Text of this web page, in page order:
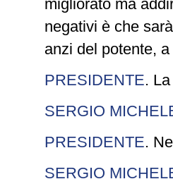
migliorato ma
negativi è che
anzi del potente,
PRESIDENTE.
SERGIO
PRESIDENTE.
SERGIO